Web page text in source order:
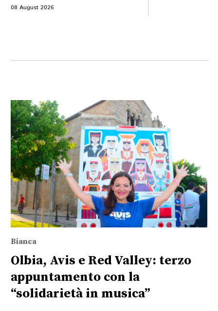
08 August 2026
Bianca
Olbia, Avis e Red Valley: terzo
appuntamento con la
“solidarietà in musica”